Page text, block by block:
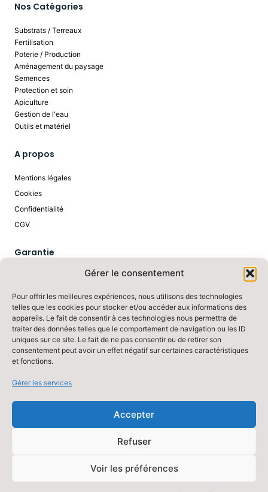
Gérer le consentement
Pour offrir les meilleures expériences, nous utilisons des technologies
telles que les cookies pour stocker et/ou accéder aux informations des
appareils. Le fait de consentir à ces technologies nous permettra de
traiter des données telles que le comportement de navigation ou les ID
uniques sur ce site. Le fait de ne pas consentir ou de retirer son
consentement peut avoir un effet négatif sur certaines caractéristiques
et fonctions.
Gérer les services
Accepter
Refuser
Voir les préférences
Nos Catégories
Substrats / Terreaux
Fertilisation
Poterie / Production
Aménagement du paysage
Semences
Protection et soin
Apiculture
Gestion de l'eau
Outils et matériel
A propos
Mentions légales
Cookies
Confidentialité
CGV
Garantie
Afin de répondre au mieux à la demande de ses clients, Comptoir Vert
Saturargues. La continuité des livraisons sur ces zones de chalandises
est ainsi garantie.
Agrément phytopharmaceutiques - LR01210 Distribution des produits
phytosanitaires aux professionnels
Copyright © 2024 Comptoir Vert - All rights reserved | Créé par